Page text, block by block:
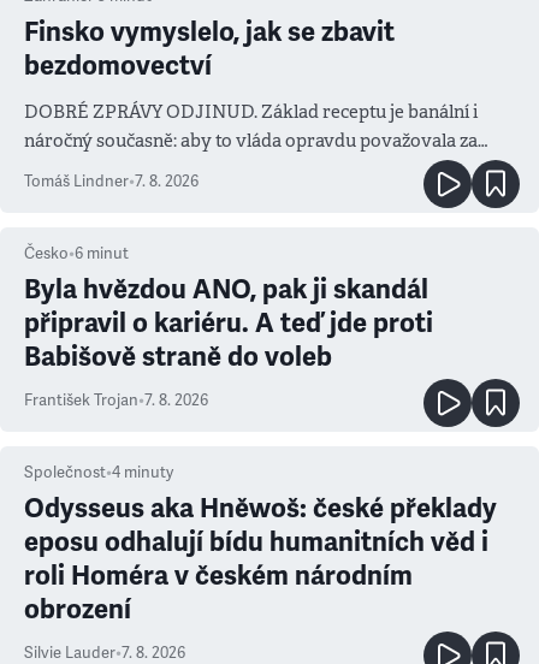
Finsko vymyslelo, jak se zbavit
bezdomovectví
DOBRÉ ZPRÁVY ODJINUD. Základ receptu je banální i
náročný současně: aby to vláda opravdu považovala za
prioritu
Tomáš Lindner•7. 8. 2026
Česko•6 minut
Byla hvězdou ANO, pak ji skandál
připravil o kariéru. A teď jde proti
Babišově straně do voleb
František Trojan•7. 8. 2026
Společnost•4 minuty
Odysseus aka Hněwoš: české překlady
eposu odhalují bídu humanitních věd i
roli Homéra v českém národním
obrození
Silvie Lauder•7. 8. 2026